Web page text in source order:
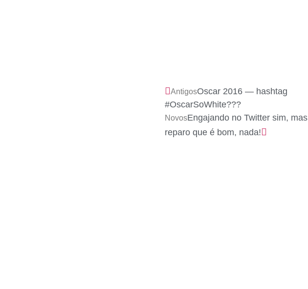
AntigosOscar 2016 — hashtag
#OscarSoWhite???
NovosEngajando no Twitter sim, mas
reparo que é bom, nada!